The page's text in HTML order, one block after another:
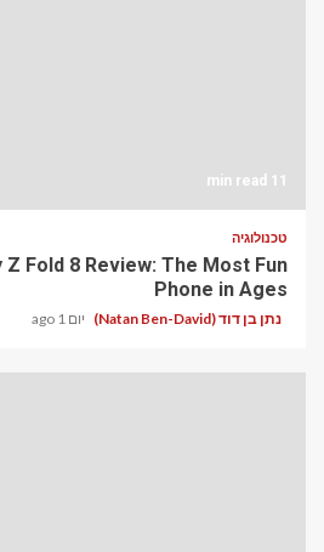
11 min read
טכנולוגיה
Z Fold 8 Review: The Most Fun
Phone in Ages
נתן בן דוד (Natan Ben-David) יום 1 ago